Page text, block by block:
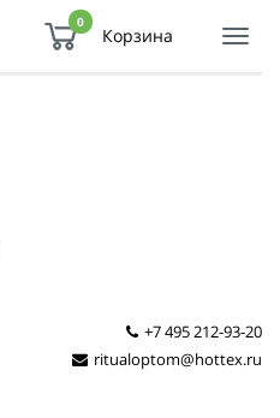
0
Корзина
+7 495 212-93-20
ritualoptom@hottex.ru